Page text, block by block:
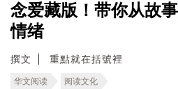
念爱藏版！带你从故
情绪
撰文 重點就在括號裡
华文阅读 阅读文化